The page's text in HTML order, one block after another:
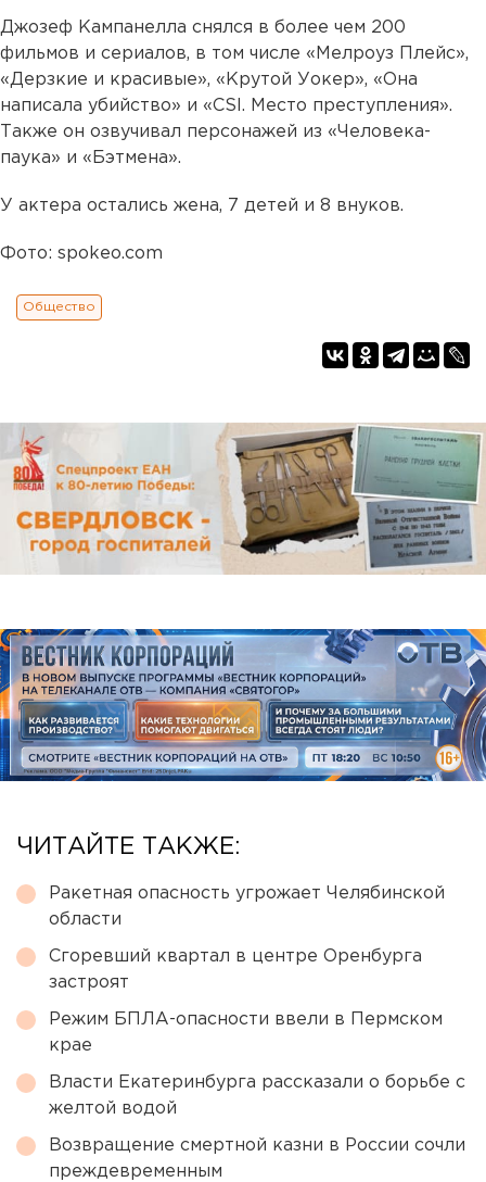
Джозеф Кампанелла снялся в более чем 200
фильмов и сериалов, в том числе «Мелроуз Плейс»,
«Дерзкие и красивые», «Крутой Уокер», «Она
написала убийство» и «CSI. Место преступления».
Также он озвучивал персонажей из «Человека-
паука» и «Бэтмена».
У актера остались жена, 7 детей и 8 внуков.
Фото: spokeo.com
Общество
ЧИТАЙТЕ ТАКЖЕ:
Ракетная опасность угрожает Челябинской
области
Сгоревший квартал в центре Оренбурга
застроят
Режим БПЛА-опасности ввели в Пермском
крае
Власти Екатеринбурга рассказали о борьбе с
желтой водой
Возвращение смертной казни в России сочли
преждевременным